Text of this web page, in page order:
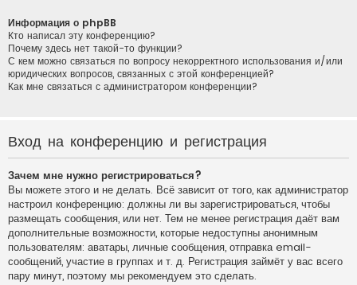
Информация о phpBB
Кто написал эту конференцию?
Почему здесь нет такой-то функции?
С кем можно связаться по вопросу некорректного использования и/или
юридических вопросов, связанных с этой конференцией?
Как мне связаться с администратором конференции?
Вход на конференцию и регистрация
Зачем мне нужно регистрироваться?
Вы можете этого и не делать. Всё зависит от того, как администратор
настроил конференцию: должны ли вы зарегистрироваться, чтобы
размещать сообщения, или нет. Тем не менее регистрация даёт вам
дополнительные возможности, которые недоступны анонимным
пользователям: аватары, личные сообщения, отправка email-
сообщений, участие в группах и т. д. Регистрация займёт у вас всего
пару минут, поэтому мы рекомендуем это сделать.